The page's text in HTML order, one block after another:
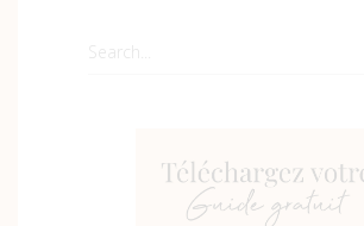
Search